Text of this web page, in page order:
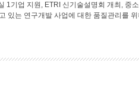
1기업 지원, ETRI 신기술설명회 개최, 중
있는 연구개발 사업에 대한 품질관리를